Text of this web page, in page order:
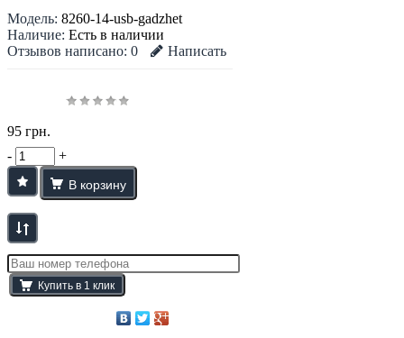
Модель: 8260-14-usb-gadzhet
Наличие: Есть в наличии
Отзывов написано: 0 Написать
95 грн.
-
+